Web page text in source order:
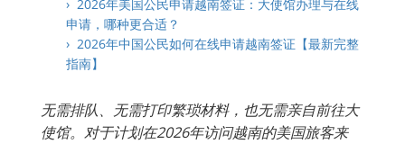
› 2026年美国公民申请越南签证：大使馆办理与在线
申请，哪种更合适？
› 2026年中国公民如何在线申请越南签证【最新完整
指南】
无需排队、无需打印繁琐材料，也无需亲自前往大
使馆。对于计划在2026年访问越南的美国旅客来